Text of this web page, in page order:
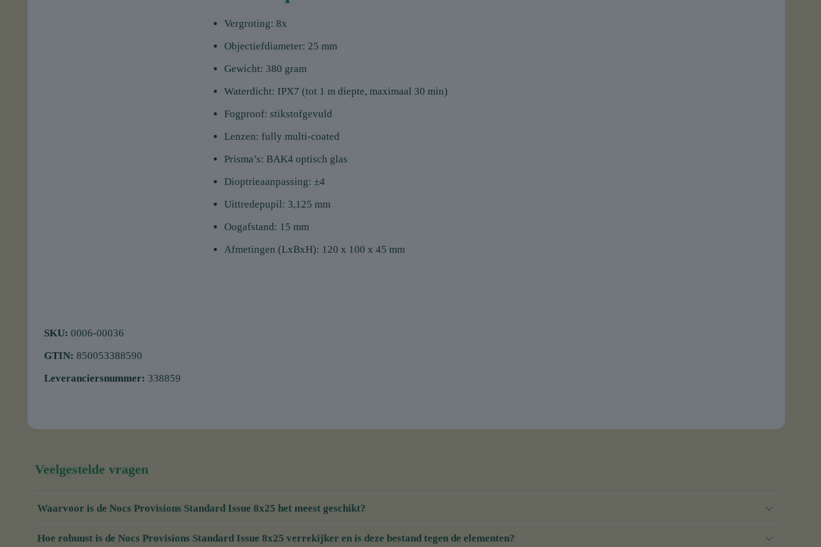
Vergroting: 8x
Objectiefdiameter: 25 mm
Gewicht: 380 gram
Waterdicht: IPX7 (tot 1 m diepte, maximaal 30 min)
Fogproof: stikstofgevuld
Lenzen: fully multi-coated
Prisma’s: BAK4 optisch glas
Dioptrieaanpassing: ±4
Uittredepupil: 3,125 mm
Oogafstand: 15 mm
Afmetingen (LxBxH): 120 x 100 x 45 mm
SKU: 0006-00036
GTIN: 850053388590
Leveranciersnummer: 338859
Veelgestelde vragen
Waarvoor is de Nocs Provisions Standard Issue 8x25 het meest geschikt?
Hoe robuust is de Nocs Provisions Standard Issue 8x25 verrekijker en is deze bestand tegen de elementen?